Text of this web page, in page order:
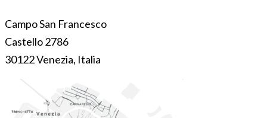
Campo San Francesco
Castello 2786
30122 Venezia, Italia